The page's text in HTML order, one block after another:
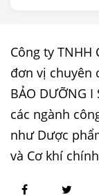
Công ty TNHH
đơn vị chuyên
BẢO DƯỠNG I
các ngành
như Dược
và Cơ khí